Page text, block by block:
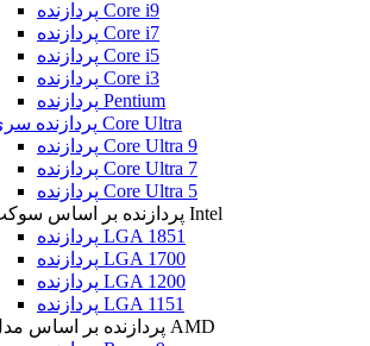
پردازنده Core i9
پردازنده Core i7
پردازنده Core i5
پردازنده Core i3
پردازنده Pentium
پردازنده سری Core Ultra
پردازنده Core Ultra 9
پردازنده Core Ultra 7
پردازنده Core Ultra 5
پردازنده بر اساس سوکت Intel
پردازنده LGA 1851
پردازنده LGA 1700
پردازنده LGA 1200
پردازنده LGA 1151
پردازنده بر اساس مدل AMD